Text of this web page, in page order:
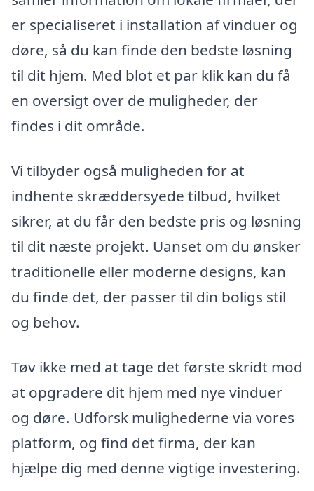
er specialiseret i installation af vinduer og
døre, så du kan finde den bedste løsning
til dit hjem. Med blot et par klik kan du få
en oversigt over de muligheder, der
findes i dit område.
Vi tilbyder også muligheden for at
indhente skræddersyede tilbud, hvilket
sikrer, at du får den bedste pris og løsning
til dit næste projekt. Uanset om du ønsker
traditionelle eller moderne designs, kan
du finde det, der passer til din boligs stil
og behov.
Tøv ikke med at tage det første skridt mod
at opgradere dit hjem med nye vinduer
og døre. Udforsk mulighederne via vores
platform, og find det firma, der kan
hjælpe dig med denne vigtige investering.